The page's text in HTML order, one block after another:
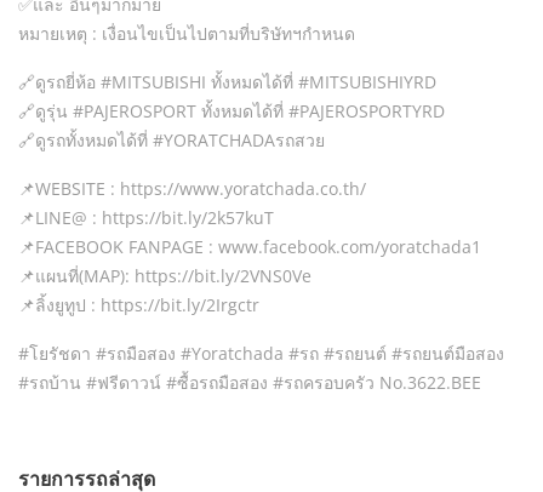
หมายเหตุ : เงื่อนไขเป็นไปตามที่บริษัทฯกำหนด
🔗ดูรถยี่ห้อ​ #MITSUBISHI ทั้งหมดได้ที่ #MITSUBISHIYRD
🔗ดูรุ่น​ #PAJEROSPORT ทั้งหมดได้ที่ #PAJEROSPORTYRD
🔗ดูรถทั้งหมดได้ที่ #YORATCHADAรถสวย
📌WEBSITE : https://www.yoratchada.co.th/
📌LINE@ : https://bit.ly/2k57kuT
📌FACEBOOK FANPAGE : www.facebook.com/yoratchada1
📌แผนที่(MAP): https://bit.ly/2VNS0Ve
📌ลิ้งยูทูป : https://bit.ly/2Irgctr
#โยรัชดา #รถมือสอง #Yoratchada #รถ​ #รถยนต์​ #รถยนต์มือสอง
#รถบ้าน #ฟรีดาวน์ #ซื้อรถมือสอง #รถครอบครัว No.3622.BEE
รายการรถล่าสุด